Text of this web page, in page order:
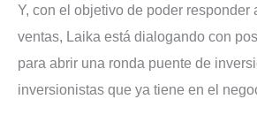
Y, con el objetivo de poder responder
ventas, Laika está dialogando con
para abrir una ronda puente de
inversionistas que ya tiene en el